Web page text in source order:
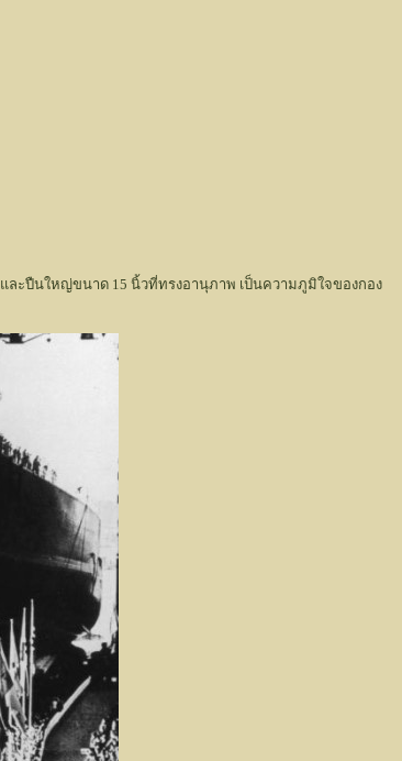
และปืนใหญ่ขนาด 15 นิ้วที่ทรงอานุภาพ เป็นความภูมิใจของกอง